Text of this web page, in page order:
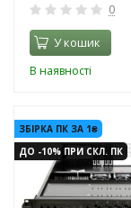
0
У кошик
В наявності
ЗБІРКА ПК ЗА 1₴
ДО -10% ПРИ СКЛ. ПК